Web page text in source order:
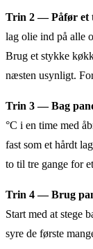
Trin 2 — Påfør et
lag olie ind på alle
Brug et stykke
næsten usynligt.
Trin 3 — Bag
°C i en time med
fast som et hårdt
to til tre gange for
Trin 4 — Brug
Start med at stege
syre de første